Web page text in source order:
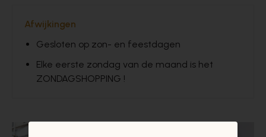
Afwijkingen
Gesloten op zon- en feestdagen
Elke eerste zondag van de maand is het
ZONDAGSHOPPING !